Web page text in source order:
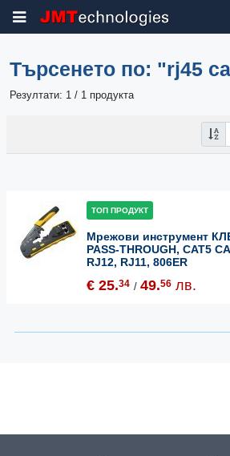
Търсенето по: "rj45
Резултати: 1 / 1 продукта
ТОП ПРОДУКТ
Мрежови инструмент
PASS-THROUGH, CAT5
RJ12, RJ11, 806ER
€ 25.34 / 49.56 лв.